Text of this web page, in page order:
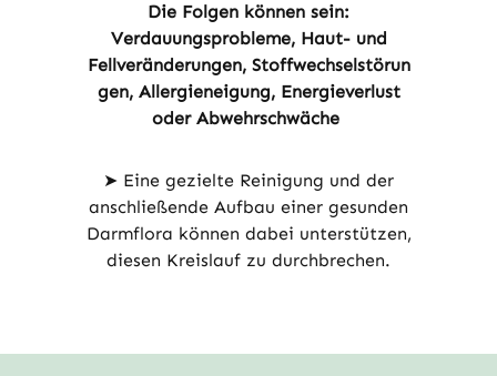
Die Folgen können sein:
Verdauungsprobleme, Haut- und
Fellveränderungen, Stoffwechselstörun
gen, Allergieneigung, Energieverlust
oder Abwehrschwäche
➤ Eine gezielte Reinigung und der
anschließende Aufbau einer gesunden
Darmflora können dabei unterstützen,
diesen Kreislauf zu durchbrechen.